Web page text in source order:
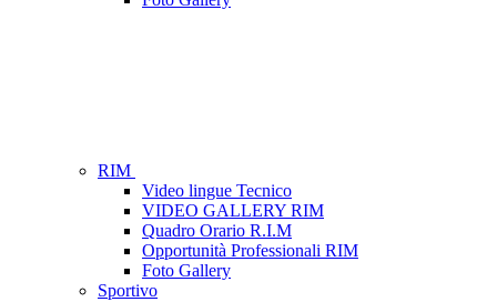
RIM
Video lingue Tecnico
VIDEO GALLERY RIM
Quadro Orario R.I.M
Opportunità Professionali RIM
Foto Gallery
Sportivo